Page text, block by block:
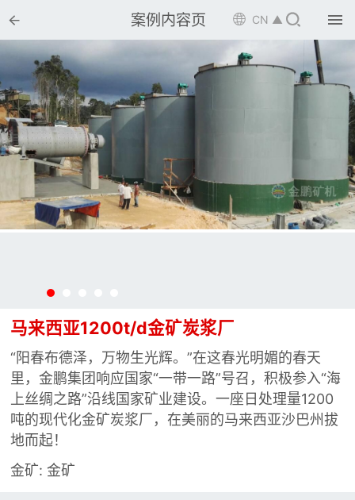
 案例内容页 CN ▲ 
马来西亚1200t/d金矿炭浆厂
“阳春布德泽，万物生光辉。”在这春光明媚的春天
里，金鹏集团响应国家“一带一路”号召，积极参入“海
上丝绸之路”沿线国家矿业建设。一座日处理量1200
吨的现代化金矿炭浆厂，在美丽的马来西亚沙巴州拔
地而起！
金矿: 金矿

选矿设备
选矿总包
 矿山设计院
 选矿实验室